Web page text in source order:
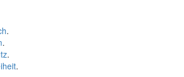
.
.
.
.